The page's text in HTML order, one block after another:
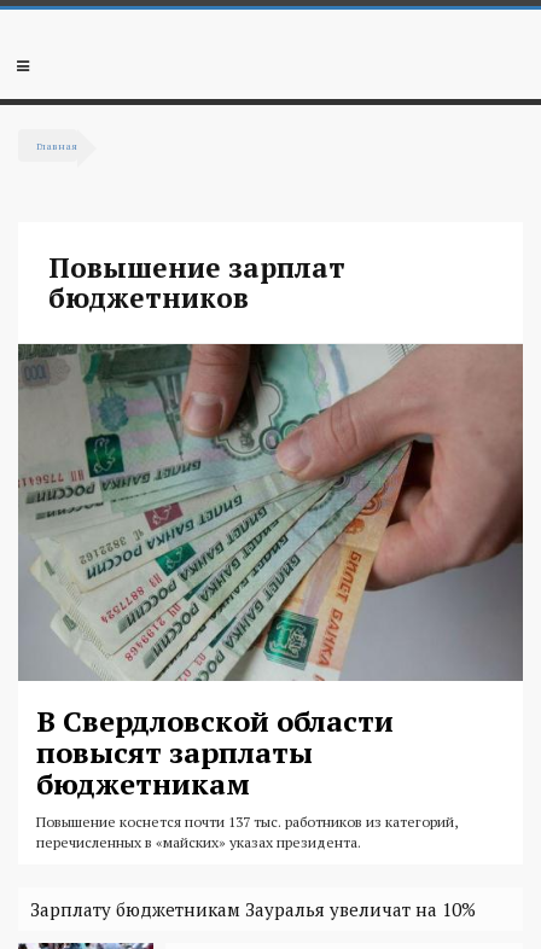
Перейти к основному содержанию
Мобильное
Главная
Повышение зарплат
бюджетников
В Свердловской области
повысят зарплаты
бюджетникам
Повышение коснется почти 137 тыс. работников из категорий,
перечисленных в «майских» указах президента.
Зарплату бюджетникам Зауралья увеличат на 10%